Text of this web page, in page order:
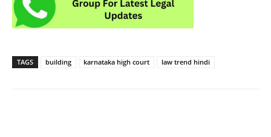
TAGS building karnataka high court law trend hindi